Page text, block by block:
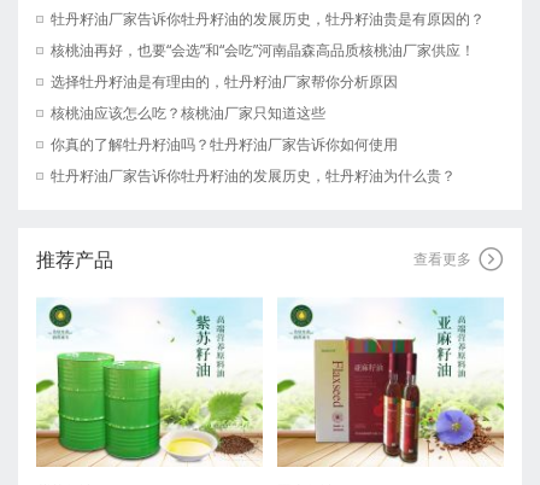
牡丹籽油厂家告诉你牡丹籽油的发展历史，牡丹籽油贵是有原因的？
核桃油再好，也要“会选”和“会吃”河南晶森高品质核桃油厂家供应！
选择牡丹籽油是有理由的，牡丹籽油厂家帮你分析原因
核桃油应该怎么吃？核桃油厂家只知道这些
你真的了解牡丹籽油吗？牡丹籽油厂家告诉你如何使用
牡丹籽油厂家告诉你牡丹籽油的发展历史，牡丹籽油为什么贵？
推荐产品 查看更多 